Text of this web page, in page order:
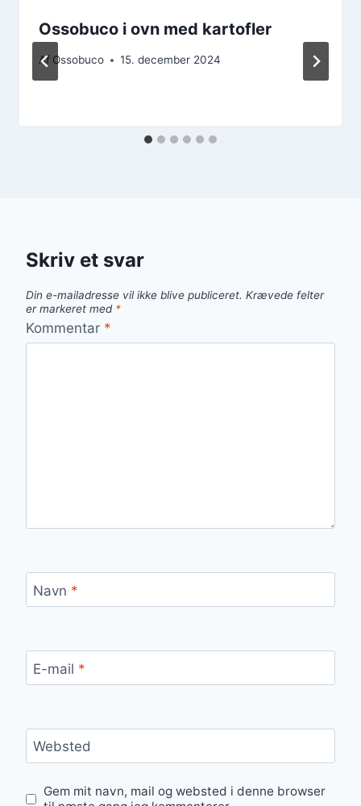
Ossobuco i ovn med kartofler
Af Ossobuco 15. december 2024
Skriv et svar
Din e-mailadresse vil ikke blive publiceret. Krævede felter
er markeret med *
Kommentar *
Navn *
E-mail *
Websted
Gem mit navn, mail og websted i denne browser